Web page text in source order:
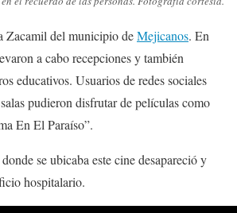
Zacamil del municipio deMejicanos. En
a cabo recepciones y también
educativos. Usuarios de redes sociales
pudieron disfrutar de películas como
En El Paraíso”.
se ubicaba este cine desapareció y
hospitalario.